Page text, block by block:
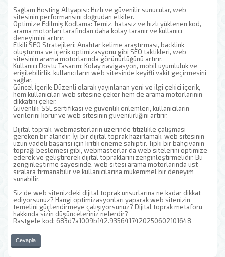
Sağlam Hosting Altyapısı: Hızlı ve güvenilir sunucular, web
sitesinin performansını doğrudan etkiler.
Optimize Edilmiş Kodlama: Temiz, hatasız ve hızlı yüklenen kod,
arama motorları tarafından daha kolay taranır ve kullanıcı
deneyimini artırır.
Etkili SEO Stratejileri: Anahtar kelime araştırması, backlink
oluşturma ve içerik optimizasyonu gibi SEO taktikleri, web
sitesinin arama motorlarında görünürlüğünü artırır.
Kullanıcı Dostu Tasarım: Kolay navigasyon, mobil uyumluluk ve
erişilebilirlik, kullanıcıların web sitesinde keyifli vakit geçirmesini
sağlar.
Güncel İçerik: Düzenli olarak yayınlanan yeni ve ilgi çekici içerik,
hem kullanıcıları web sitesine çeker hem de arama motorlarının
dikkatini çeker.
Güvenlik: SSL sertifikası ve güvenlik önlemleri, kullanıcıların
verilerini korur ve web sitesinin güvenilirliğini artırır.
Dijital toprak, webmasterların üzerinde titizlikle çalışması
gereken bir alandır. İyi bir dijital toprak hazırlamak, web sitesinin
uzun vadeli başarısı için kritik öneme sahiptir. Tıpkı bir bahçıvanın
toprağı beslemesi gibi, webmasterlar da web sitelerini optimize
ederek ve geliştirerek dijital topraklarını zenginleştirmelidir. Bu
zenginleştirme sayesinde, web sitesi arama motorlarında üst
sıralara tırmanabilir ve kullanıcılarına mükemmel bir deneyim
sunabilir.
Siz de web sitenizdeki dijital toprak unsurlarına ne kadar dikkat
ediyorsunuz? Hangi optimizasyonları yaparak web sitenizin
temelini güçlendirmeye çalışıyorsunuz? Dijital toprak metaforu
hakkında sizin düşünceleriniz nelerdir?
Rastgele kod: 683d7a1009b142.9356417420250602101648
Cevapla